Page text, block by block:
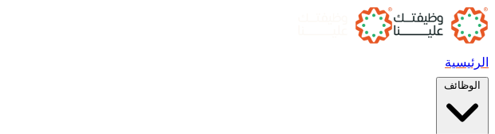
الرئيسية
الوظائف